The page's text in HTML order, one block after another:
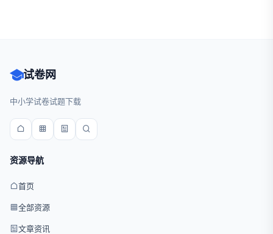
试卷网
中小学试卷试题下载
资源导航
首页
全部资源
文章资讯